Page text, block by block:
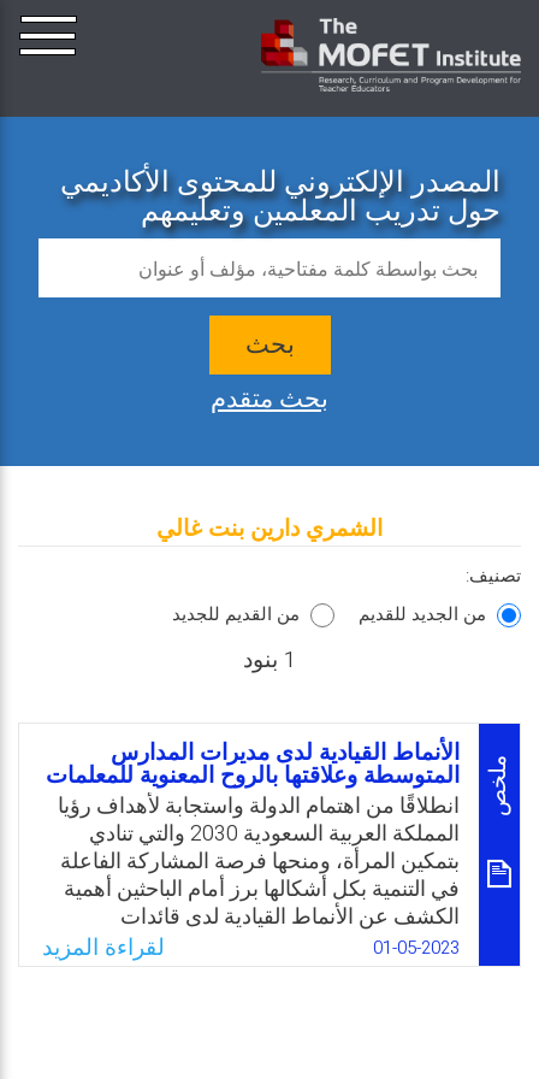
المصدر الإلكتروني للمحتوى الأكاديمي
حول تدريب المعلمين وتعليمهم
بحث
بحث متقدم
الشمري دارين بنت غالي
تصنيف:
من الجديد للقديم
من القديم للجديد
1 بنود
ملخص
الأنماط القيادية لدى مديرات المدارس
المتوسطة وعلاقتها بالروح المعنوية للمعلمات
انطلاقًا من اهتمام الدولة واستجابة لأهداف رؤيا
المملكة العربية السعودية 2030 والتي تنادي
بتمكين المرأة، ومنحها فرصة المشاركة الفاعلة
في التنمية بكل أشكالها برز أمام الباحثين أهمية
الكشف عن الأنماط القيادية لدى قائدات
المدارس، وذلك انطلاقًا من الدور الكبير والمؤثر
في أداء سير المؤسسات التربوية بصفة عامة،
01-05-2023 لقراءة المزيد